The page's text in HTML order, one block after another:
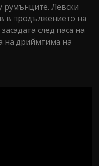
румънците. Левски
в продължението на
след паса на
на дриймтима на